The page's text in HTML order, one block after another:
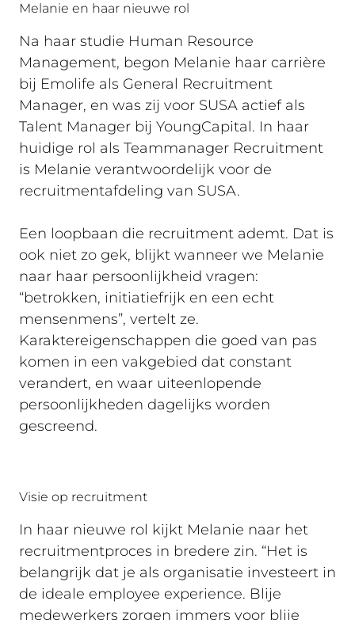
Melanie en haar nieuwe rol
Na haar studie Human Resource
Management, begon Melanie haar carrière
bij Emolife als General Recruitment
Manager, en was zij voor SUSA actief als
Talent Manager bij YoungCapital. In haar
huidige rol als Teammanager Recruitment
is Melanie verantwoordelijk voor de
recruitmentafdeling van SUSA.
Een loopbaan die recruitment ademt. Dat is
ook niet zo gek, blijkt wanneer we Melanie
naar haar persoonlijkheid vragen:
“betrokken, initiatiefrijk en een echt
mensenmens”, vertelt ze.
Karaktereigenschappen die goed van pas
komen in een vakgebied dat constant
verandert, en waar uiteenlopende
persoonlijkheden dagelijks worden
gescreend.
Visie op recruitment
In haar nieuwe rol kijkt Melanie naar het
recruitmentproces in bredere zin. “Het is
belangrijk dat je als organisatie investeert in
de ideale employee experience. Blije
medewerkers zorgen immers voor blije